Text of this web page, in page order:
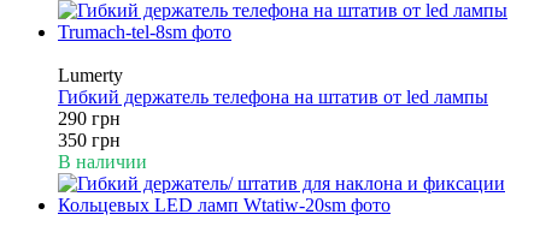
Lumerty
Гибкий держатель телефона на штатив от led лампы
290 грн
350 грн
В наличии